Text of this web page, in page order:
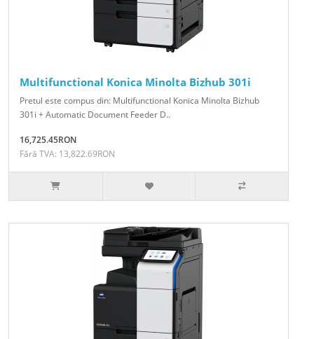
Multifunctional Konica Minolta Bizhub 301i
Pretul este compus din: Multifunctional Konica Minolta Bizhub
301i + Automatic Document Feeder D..
16,725.45RON
Fără TVA: 13,822.69RON